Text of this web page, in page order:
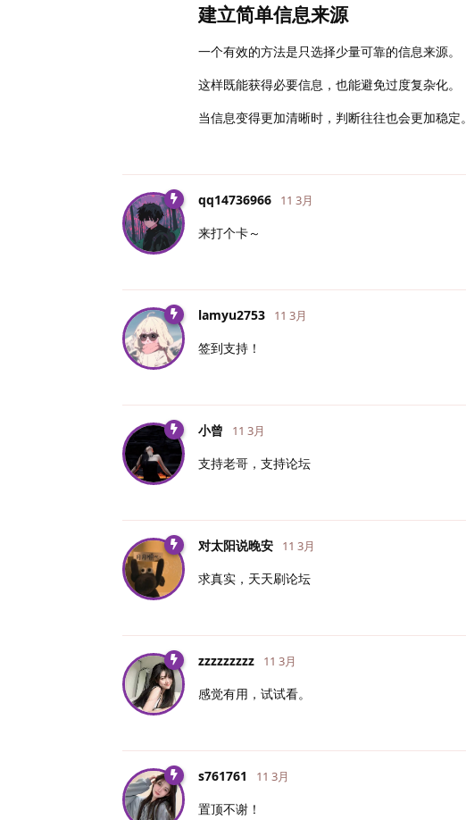
建立简单信息来源
一个有效的方法是只选择少量可靠的信息来源。
这样既能获得必要信息，也能避免过度复杂化。
当信息变得更加清晰时，判断往往也会更加稳定。
qq14736966 11 3月
来打个卡～
lamyu2753 11 3月
签到支持！
小曾 11 3月
支持老哥，支持论坛
对太阳说晚安 11 3月
求真实，天天刷论坛
zzzzzzzzz 11 3月
感觉有用，试试看。
s761761 11 3月
置顶不谢！